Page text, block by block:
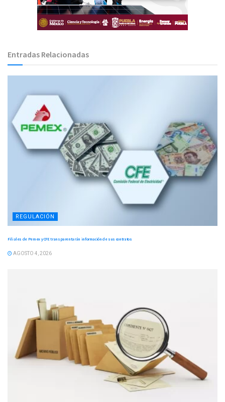
Entradas Relacionadas
REGULACIÓN
Filiales de Pemex y CFE transparentarán información de sus contratos
AGOSTO 4, 2026